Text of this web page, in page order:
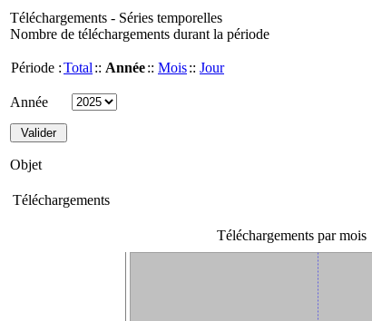
Téléchargements - Séries temporelles
Nombre de téléchargements durant la période
Période :Total :: Année:: Mois:: Jour
Année
Objet
Téléchargements
Téléchargements par mois